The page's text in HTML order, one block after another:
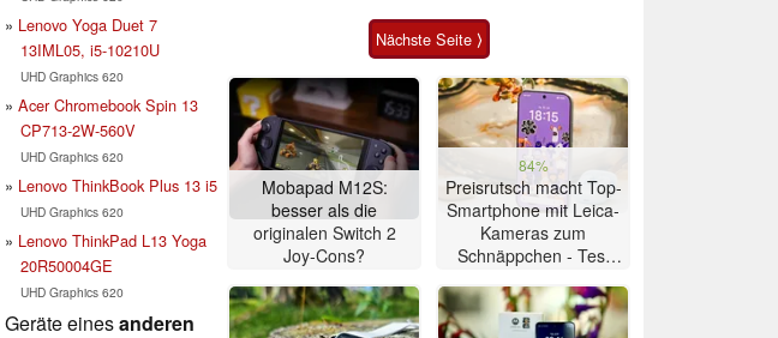
Lenovo Yoga Duet 7
13IML05, i5-10210U
UHD Graphics 620
Acer Chromebook Spin 13
CP713-2W-560V
UHD Graphics 620
Lenovo ThinkBook Plus 13 i5
UHD Graphics 620
Lenovo ThinkPad L13 Yoga
20R50004GE
UHD Graphics 620
Geräte einesanderen
Nächste Seite ⟩
Mobapad M12S:
besser als die
originalen Switch 2
Joy-Cons?
84%
Preisrutsch macht Top-
Smartphone mit Leica-
Kameras zum
Schnäppchen - Test